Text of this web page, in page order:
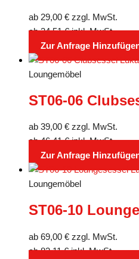
ab 29,00 € zzgl. MwSt.
ab34,51€inkl. MwSt.
Zur Anfrage
Loungemöbel
ST06-06
ab 39,00 € zzgl. MwSt.
ab46,41€inkl. MwSt.
Zur Anfrage
Loungemöbel
ST06-10
ab 69,00 € zzgl. MwSt.
ab82,11€inkl. MwSt.